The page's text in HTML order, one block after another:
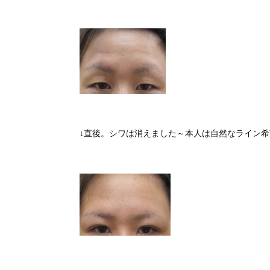
↓直後。シワは消えました～本人は自然なライン